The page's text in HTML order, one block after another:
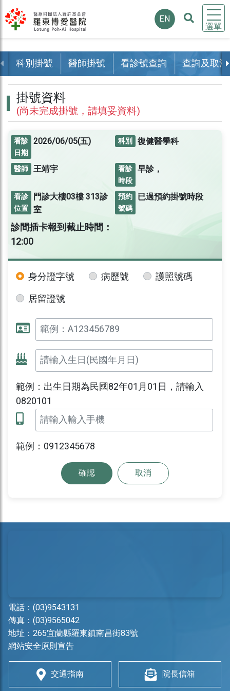
選單
EN
科別掛號 醫師掛號 看診號查詢 查詢及取消
掛號資料
(尚未完成掛號，請填妥資料)
看診
日期
2026/06/05(五) 科別 復健醫學科
醫師 王靖宇
看診
時段
早診，
看診
位置
門診大樓03樓313診
室
預約
號碼
已過預約掛號時段
診間插卡報到截止時間：
12:00
身分證字號 病歷號
護照號碼
居留證號
範例：出生日期為民國82年01月01日，請輸入
0820101
範例：0912345678
確認 取消
電話： (03)9543131
傳真：(03)9565042
地址： 265宜蘭縣羅東鎮南昌街83號
網站安全原則宣告
交通指南 院長信箱